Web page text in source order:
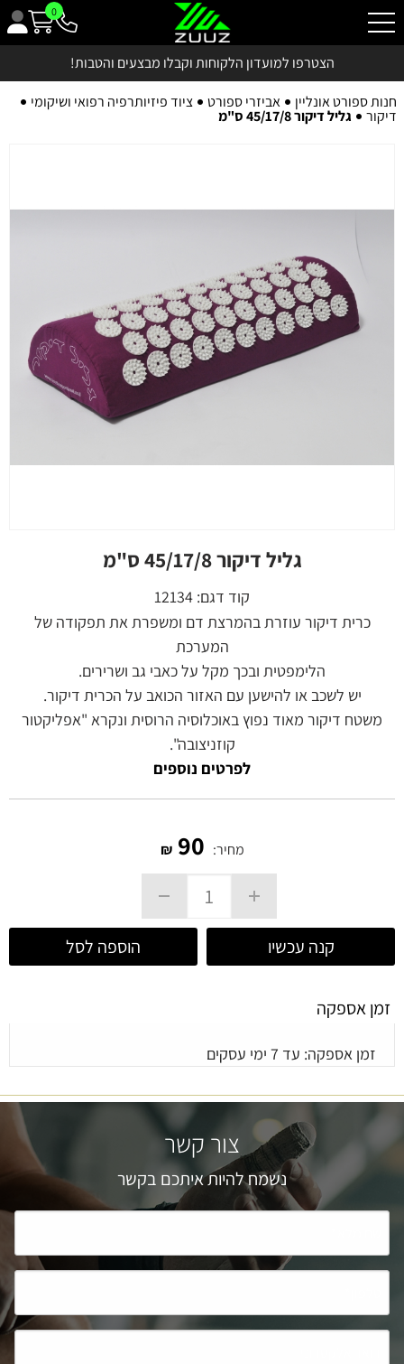
0
הצטרפו למועדון הלקוחות וקבלו מבצעים והטבות!
חנות ספורט אונליין אביזרי ספורט ציוד פיזיותרפיה רפואי ושיקומי
דיקור גליל דיקור 45/17/8 ס"מ
גליל דיקור 45/17/8 ס"מ
קוד דגם: 12134
כרית דיקור עוזרת בהמרצת דם ומשפרת את תפקודה של
המערכת
הלימפטית ובכך מקל על כאבי גב ושרירים.
יש לשכב או להישען עם האזור הכואב על הכרית דיקור.
משטח דיקור מאוד נפוץ באוכלוסיה הרוסית ונקרא "אפליקטור
קוזניצובה".
לפרטים נוספים
מחיר: 90
₪
קנה עכשיו הוספה לסל
זמן אספקה
זמן אספקה: עד 7 ימי עסקים
צור קשר
נשמח להיות איתכם בקשר